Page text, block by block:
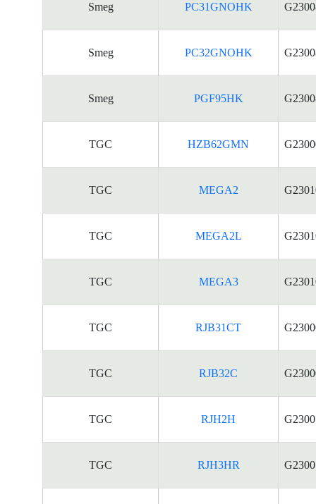
Smeg PC31GNOHK
Smeg PC32GNOHK
Smeg PGF95HK
TGC HZB62GMN
TGC MEGA2
TGC MEGA2L
TGC MEGA3
TGC RJB31CT
TGC RJB32C
TGC RJH2H
TGC RJH3HR